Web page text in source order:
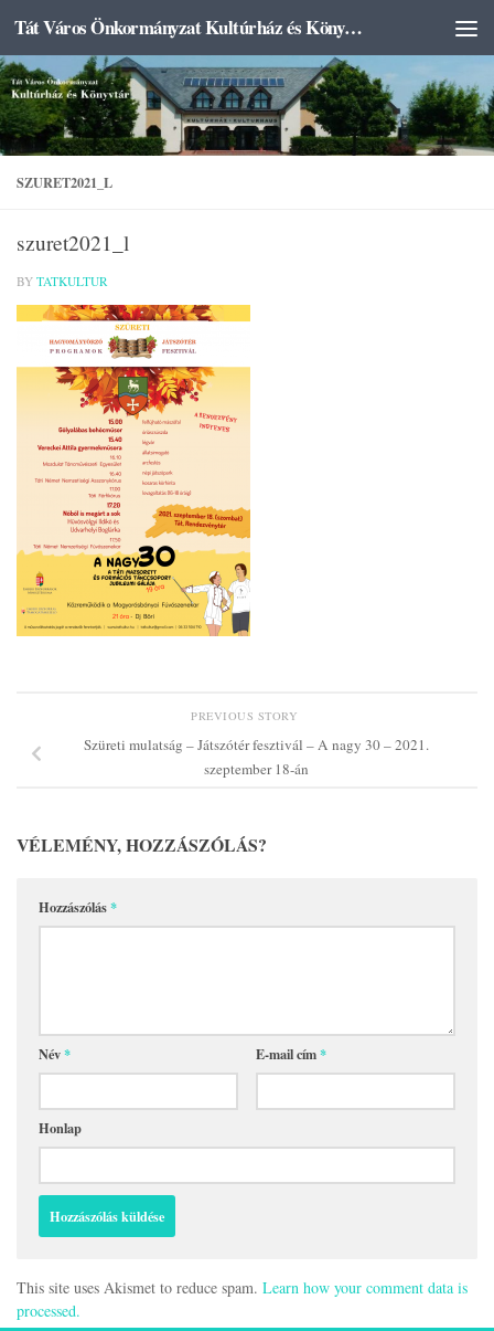
Skip to content Tát Város Önkormányzat Kultúrház és Könyvtár
SZURET2021_L
szuret2021_l
BY TATKULTUR
PREVIOUS STORY
Szüreti mulatság – Játszótér fesztivál – A nagy 30 – 2021.
szeptember 18-án
VÉLEMÉNY, HOZZÁSZÓLÁS?
Hozzászólás*
Név* E-mail cím*
Honlap
This site uses Akismet to reduce spam. Learn how your comment data is
processed.